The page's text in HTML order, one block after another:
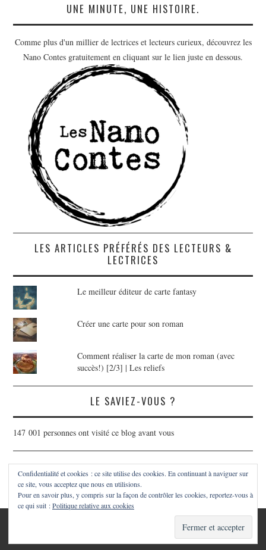
UNE MINUTE, UNE HISTOIRE.
Comme plus d'un millier de lectrices et lecteurs curieux, découvrez les
Nano Contes gratuitement en cliquant sur le lien juste en dessous.
LES ARTICLES PRÉFÉRÉS DES LECTEURS &
LECTRICES
Le meilleur éditeur de carte fantasy
Créer une carte pour son roman
Comment réaliser la carte de mon roman (avec
succès!) [2/3] | Les reliefs
LE SAVIEZ-VOUS ?
147 001 personnes ont visité ce blog avant vous
© 2026 LA PLUME D'UN VOYAGEURTOUS DROITS RÉSERVÉS.
PAR ATHEMES
Confidentialité et cookies : ce site utilise des cookies. En continuant à naviguer sur
ce site, vous acceptez que nous en utilisions.
Pour en savoir plus, y compris sur la façon de contrôler les cookies, reportez-vous à
ce qui suit :Politique relative aux cookies